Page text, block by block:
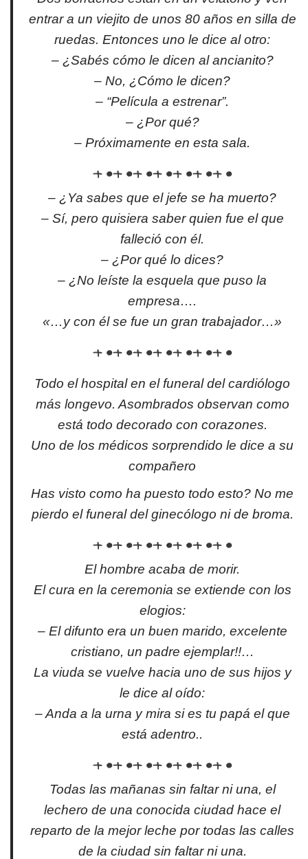
entrar a un viejito de unos 80 años en silla de
ruedas. Entonces uno le dice al otro:
– ¿Sabés cómo le dicen al ancianito?
– No, ¿Cómo le dicen?
– “Película a estrenar”.
– ¿Por qué?
– Próximamente en esta sala.
– ¿Ya sabes que el jefe se ha muerto?
– Sí, pero quisiera saber quien fue el que
falleció con él.
– ¿Por qué lo dices?
– ¿No leíste la esquela que puso la
empresa….
«…y con él se fue un gran trabajador…»
Todo el hospital en el funeral del cardiólogo
más longevo. Asombrados observan como
está todo decorado con corazones.
Uno de los médicos sorprendido le dice a su
compañero
Has visto como ha puesto todo esto? No me
pierdo el funeral del ginecólogo ni de broma.
El hombre acaba de morir.
El cura en la ceremonia se extiende con los
elogios:
– El difunto era un buen marido, excelente
cristiano, un padre ejemplar!!…
La viuda se vuelve hacia uno de sus hijos y
le dice al oído:
– Anda a la urna y mira si es tu papá el que
está adentro..
Todas las mañanas sin faltar ni una, el
lechero de una conocida ciudad hace el
reparto de la mejor leche por todas las calles
de la ciudad sin faltar ni una.